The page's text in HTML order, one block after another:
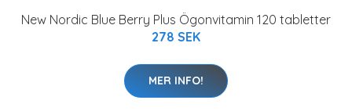
New Nordic Blue Berry Plus Ögonvitamin 120 tabletter
278 SEK
MER INFO!